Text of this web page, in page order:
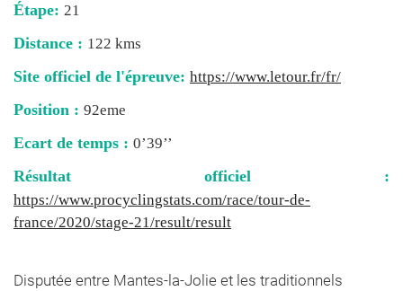
Étape: 21
Distance : 122 kms
Site officiel de l'épreuve: https://www.letour.fr/fr/
Position : 92eme
Ecart de temps : 0’39’’
Résultat officiel :
https://www.procyclingstats.com/race/tour-de-
france/2020/stage-21/result/result
Disputée entre Mantes-la-Jolie et les traditionnels